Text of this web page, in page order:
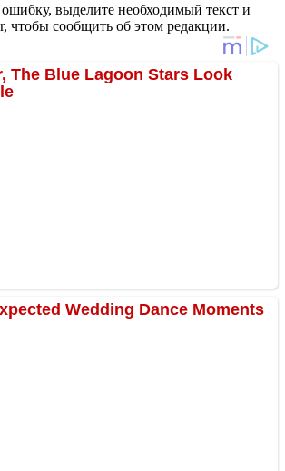
выделите необходимый текст и
чтобы сообщить об этом редакции.